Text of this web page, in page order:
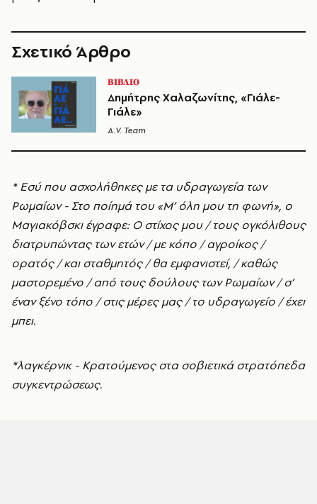
Σχετικό Άρθρο
ΒΙΒΛΙΟ
Δημήτρης Χαλαζωνίτης, «Γιάλε-
Γιάλε»
A.V. Team
* Εσύ που ασχολήθηκες με τα υδραγωγεία των
Ρωμαίων - Στο ποίημά του «Μ’ όλη μου τη φωνή», ο
Μαγιακόβσκι έγραφε: Ο στίχος μου / τους ογκόλιθους
διατρυπώντας των ετών / με κόπο / αγροίκος /
ορατός / και σταθμητός / θα εμφανιστεί, / καθώς
μαστορεμένο / από τους δούλους των Ρωμαίων / σ’
έναν ξένο τόπο / στις μέρες μας / το υδραγωγείο / έχει
μπει.
*λαγκέρνικ - Κρατούμενος στα σοβιετικά στρατόπεδα
συγκεντρώσεως.